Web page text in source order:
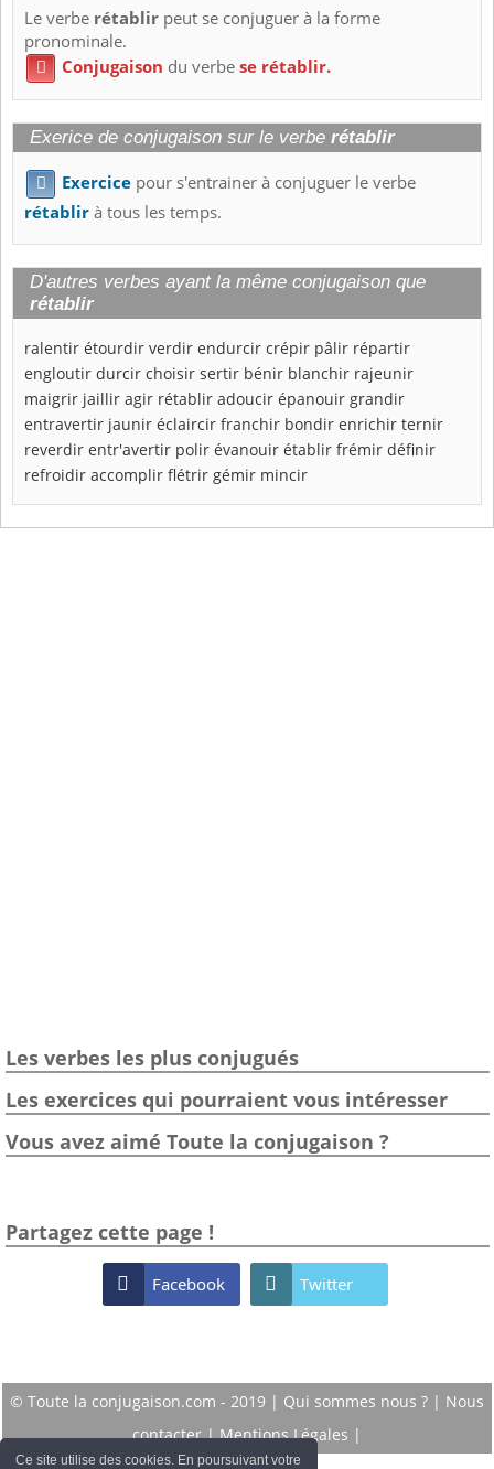
Ce site utilise des cookies. En poursuivant votre
Le verbe rétablir peut se conjuguer à la forme
pronominale.
 Conjugaison du verbese rétablir.
Exerice de conjugaison sur le verbe rétablir
 Exercice pour s'entrainer à conjuguer le verbe
rétablirà tous les temps.
D'autres verbes ayant la même conjugaison que
rétablir
ralentir étourdir verdir endurcir crépir pâlir répartir
engloutir durcir choisir sertir bénir blanchir rajeunir
maigrir jaillir agir rétablir adoucir épanouir grandir
entravertir jaunir éclaircir franchir bondir enrichir ternir
reverdir entr'avertir polir évanouir établir frémir définir
refroidir accomplir flétrir gémir mincir
Les verbes les plus conjugués
Les exercices qui pourraient vous intéresser
Vous avez aimé Toute la conjugaison ?
Partagez cette page !
 Facebook  Twitter
© Toute la conjugaison.com - 2019 | Qui sommes nous ? | Nous
contacter|Mentions Légales |